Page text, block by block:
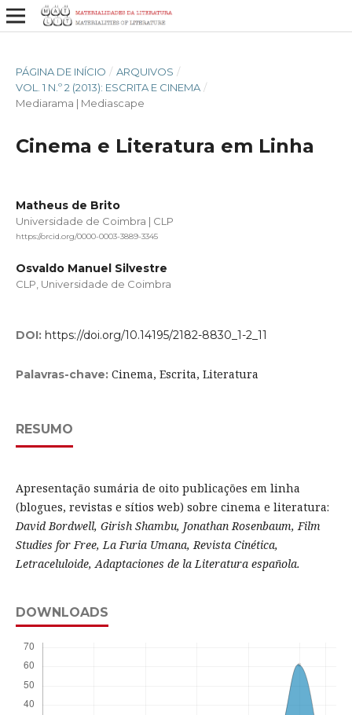
PÁGINA DE INÍCIO / ARQUIVOS /
VOL. 1 N.º 2 (2013): ESCRITA E CINEMA /
Mediarama | Mediascape
Cinema e Literatura em Linha
Matheus de Brito
Universidade de Coimbra | CLP
https://orcid.org/0000-0003-3889-3345
Osvaldo Manuel Silvestre
CLP, Universidade de Coimbra
DOI: https://doi.org/10.14195/2182-8830_1-2_11
Palavras-chave: Cinema, Escrita, Literatura
RESUMO
Apresentação sumária de oito publicações em linha
(blogues, revistas e sítios web) sobre cinema e literatura:
David Bordwell, Girish Shambu, Jonathan Rosenbaum, Film
Studies for Free, La Furia Umana, Revista Cinética,
Letraceluloide, Adaptaciones de la Literatura española.
DOWNLOADS